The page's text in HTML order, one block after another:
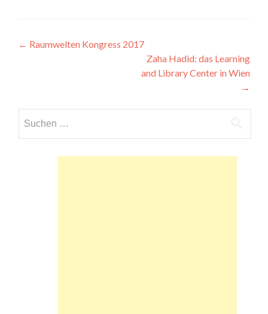
Beitragsnavigation
← Raumwelten Kongress 2017
Zaha Hadid: das Learning
and Library Center in Wien
→
nach: